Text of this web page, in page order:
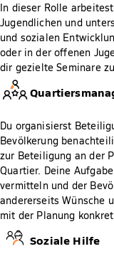
In dieser Rolle
Jugendlichen und
und sozialen
oder in der offenen
dir gezielte Seminare
Du organisierst
Bevölkerung
zur Beteiligung an der
Quartier. Deine
vermitteln und der
andererseits Wünsche
mit der Planung
Soziale Hilfe